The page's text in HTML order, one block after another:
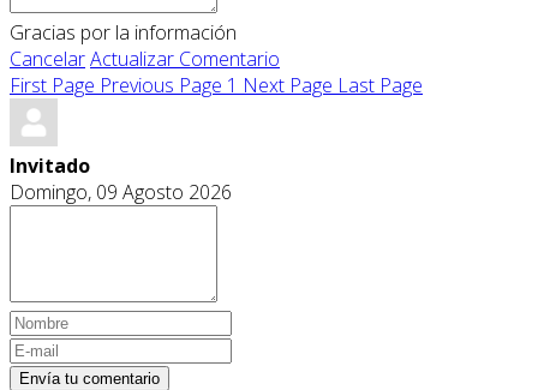
Gracias por la información
CancelarActualizar Comentario
First Page Previous Page 1 Next Page Last Page
Invitado
Domingo, 09 Agosto 2026
Envía tu comentario